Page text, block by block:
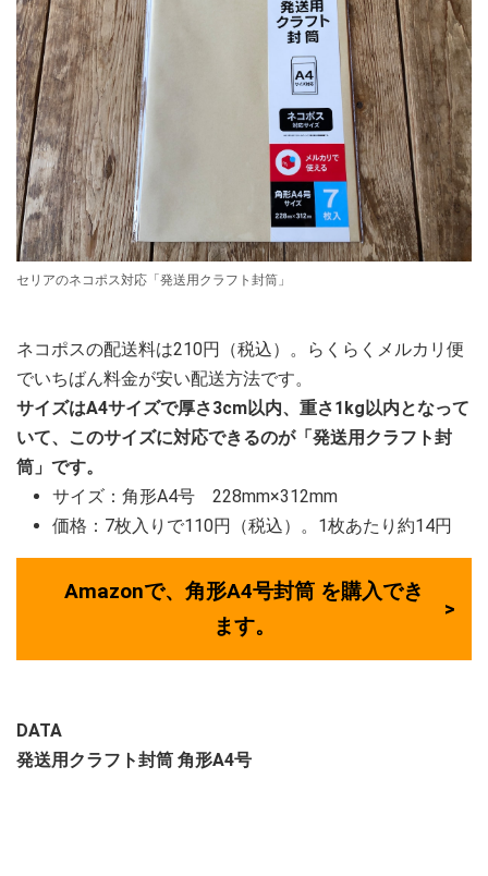
セリアのネコポス対応「発送用クラフト封筒」
ネコポスの配送料は210円（税込）。らくらくメルカリ便
でいちばん料金が安い配送方法です。
サイズはA4サイズで厚さ3cm以内、重さ1kg以内となって
いて、このサイズに対応できるのが「発送用クラフト封
筒」です。
サイズ：角形A4号 228mm×312mm
価格：7枚入りで110円（税込）。1枚あたり約14円
Amazonで、角形A4号封筒 を購入でき
ます。
DATA
発送用クラフト封筒 角形A4号